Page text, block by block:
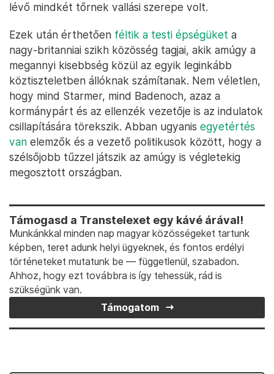
lévő mindkét tőrnek vallási szerepe volt.
Ezek után érthetően féltik a testi épségüket a
nagy-britanniai szikh közösség tagjai, akik amúgy a
megannyi kisebbség közül az egyik leginkább
köztiszteletben állóknak számítanak. Nem véletlen,
hogy mind Starmer, mind Badenoch, azaz a
kormánypárt és az ellenzék vezetője is az indulatok
csillapítására törekszik. Abban ugyanis egyetértés
van elemzők és a vezető politikusok között, hogy a
szélsőjobb tűzzel játszik az amúgy is végletekig
megosztott országban.
Támogasd a Transtelexet egy kávé árával!
Munkánkkal minden nap magyar közösségeket tartunk
képben, teret adunk helyi ügyeknek, és fontos erdélyi
történeteket mutatunk be — függetlenül, szabadon.
Ahhoz, hogy ezt továbbra is így tehessük, rád is
szükségünk van.
Támogatom